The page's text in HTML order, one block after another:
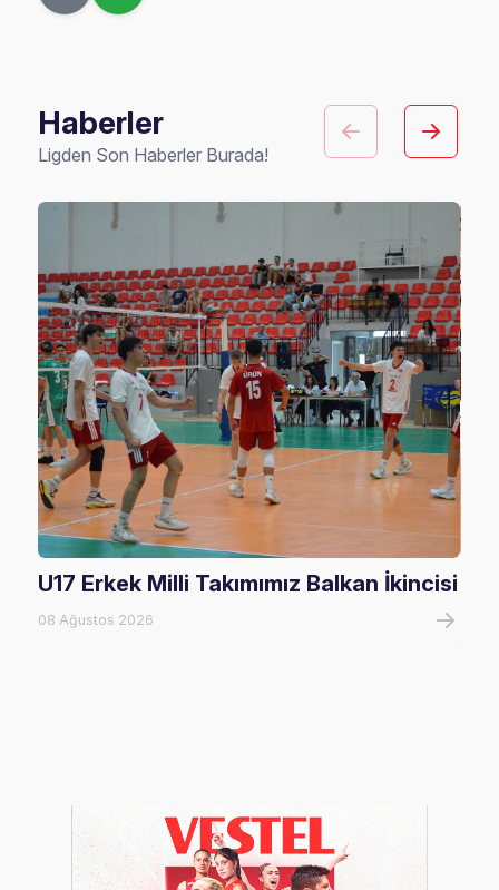
Haberler
Ligden Son Haberler Burada!
U17 Erkek Milli Takımımız Balkan İkincisi
08 Ağustos 2026